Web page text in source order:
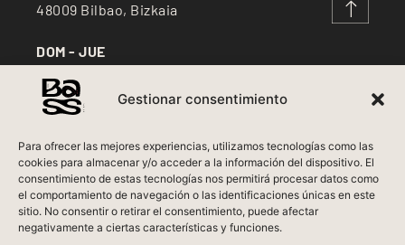
Gestionar consentimiento
Para ofrecer las mejores experiencias, utilizamos tecnologías como las
cookies para almacenar y/o acceder a la información del dispositivo. El
consentimiento de estas tecnologías nos permitirá procesar datos como
el comportamiento de navegación o las identificaciones únicas en este
sitio. No consentir o retirar el consentimiento, puede afectar
negativamente a ciertas características y funciones.
48009 Bilbao, Bizkaia
DOM - JUE
12:30 - 17:00
VIE - SÁB
LUN
Cerrado***
Aviso Legal
Política de Privacidad